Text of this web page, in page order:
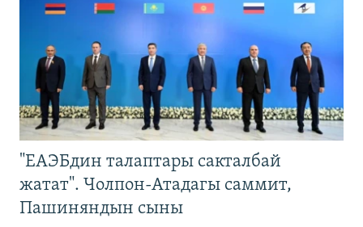
"ЕАЭБдин талаптары сакталбай
жатат". Чолпон-Атадагы саммит,
Пашиняндын сыны